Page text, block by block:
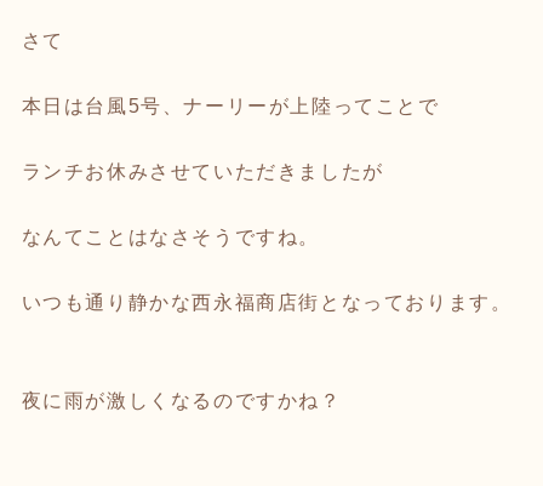
さて
本日は台風5号、ナーリーが上陸ってことで
ランチお休みさせていただきましたが
なんてことはなさそうですね。
いつも通り静かな西永福商店街となっております。
夜に雨が激しくなるのですかね？